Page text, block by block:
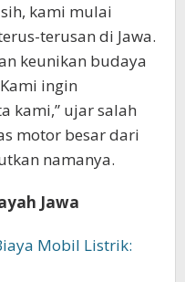
kami mulai
terusan di Jawa.
keunikan budaya
ingin
kami,” ujar salah
motor besar dari
namanya.
Jawa
Mobil Listrik: